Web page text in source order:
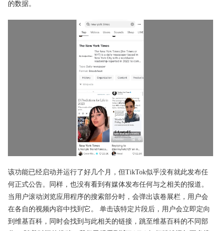
的数据。
该功能已经启动并运行了好几个月，但TikTok似乎没有就此发布任
何正式公告。同样，也没有看到有媒体发布任何与之相关的报道。
当用户滚动浏览应用程序的搜索部分时，会弹出该卷展栏，用户会
在各自的视频内容中找到它。 单击该特定片段后，用户会立即定向
到维基百科，同时会找到与此相关的链接，跳至维基百科的不同部